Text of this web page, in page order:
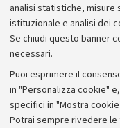
analisi statistiche, misure
istituzionale e analisi dei
Se chiudi questo banner
necessari.
Puoi esprimere il
in "Personalizza cookie"
specifici in "Mostra
Potrai sempre rivedere